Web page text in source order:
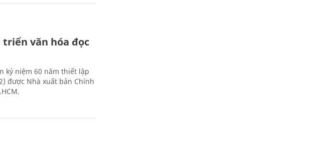
văn hóa đọc
kỷ niệm 60 năm thiết lập
được Nhà xuất bản Chính